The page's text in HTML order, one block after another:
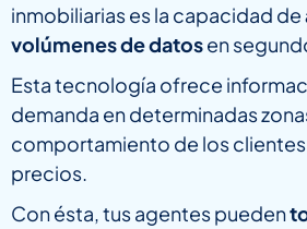
inmobiliarias es la capacidad de
volúmenes de datosen
Esta tecnología ofrece
demanda en determinadas
comportamiento de los
precios.
Con ésta, tus agentes pueden